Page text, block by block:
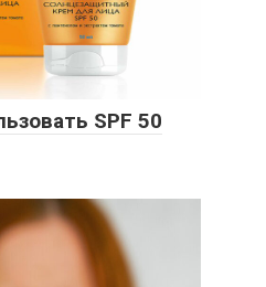
SPF 50